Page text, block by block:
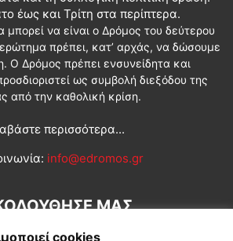
έως και Τρίτη στα περίπτερα.
μπορεί να είναι ο Δρόμος του δεύτερου
πρέπει, κατ’ αρχάς, να δώσουμε
Ο Δρόμος πρέπει ενσυνείδητα και
ως συμβολή διεξόδου της
από την καθολική κρίση.
περισσότερα...
info@edromos.gr
ΜΑΣ
cookies